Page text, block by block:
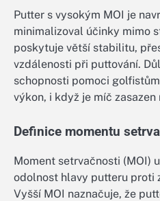
Putter s vysokým MOI je
minimalizoval účinky mimo
poskytuje větší stabilitu,
vzdálenosti při puttování.
schopnosti pomoci
výkon, i když je míč
Definice momentu
Moment setrvačnosti (MOI)
odolnost hlavy putteru proti
Vyšší MOI naznačuje, že